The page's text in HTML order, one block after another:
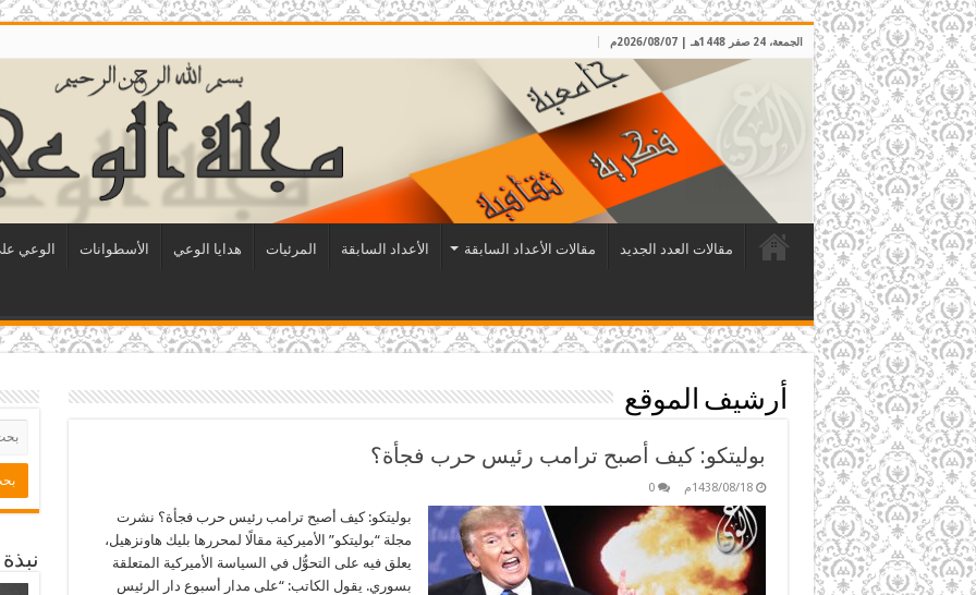
الجمعة، 24 صفر 1448هـ | 2026/08/07م
مقالات العدد الجديد مقالات الأعداد السابقة الأعداد السابقة المرئيات هدايا الوعي الأسطوانات الوعي
أرشيف الموقع
بوليتكو: كيف أصبح ترامب رئيس حرب فجأة؟
1438/08/18م 0
بوليتكو: كيف أصبح ترامب رئيس حرب فجأة؟ نشرت
مجلة “بوليتكو” الأميركية مقالًا لمحررها بليك هاونزهيل،
يعلق فيه على التحوُّل في السياسة الأميركية المتعلقة
بسوري. يقول الكاتب: “على مدار أسبوع دار الرئيس